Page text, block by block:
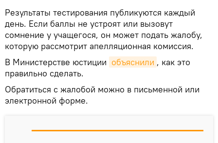
Результаты тестирования публикуются каждый
день. Если баллы не устроят или вызовут
сомнение у учащегося, он может подать жалобу,
которую рассмотрит апелляционная комиссия.
В Министерстве юстиции объяснили , как это
правильно сделать.
Обратиться с жалобой можно в письменной или
электронной форме.